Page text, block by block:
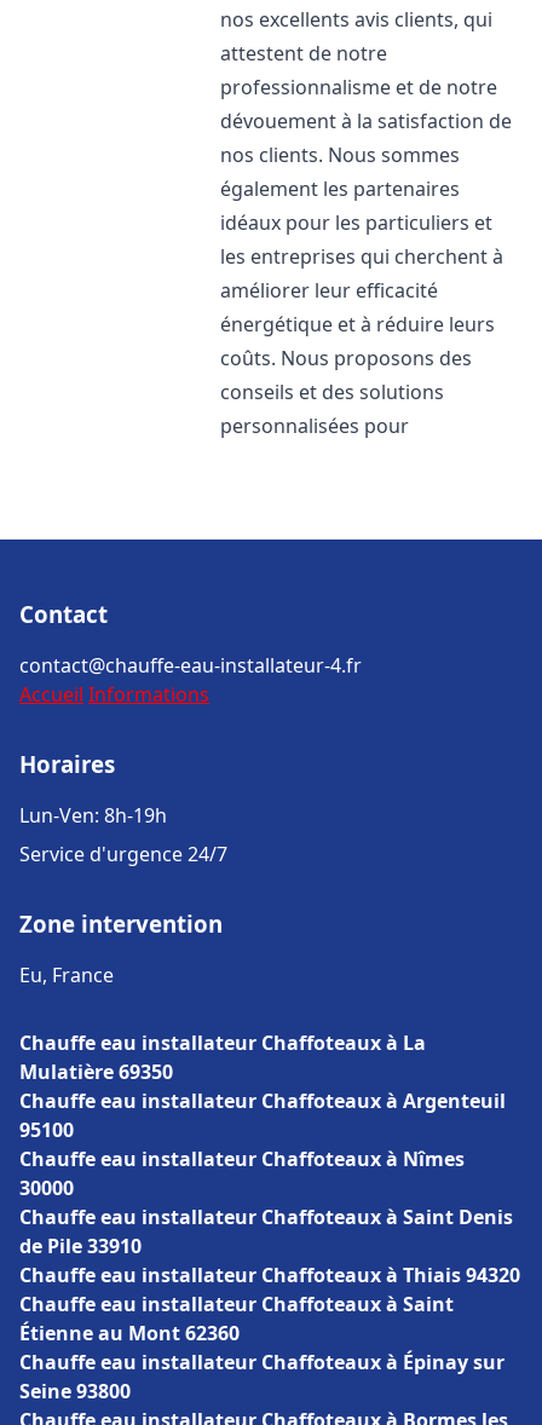
nos excellents avis clients, qui
attestent de notre
professionnalisme et de notre
dévouement à la satisfaction de
nos clients. Nous sommes
également les partenaires
idéaux pour les particuliers et
les entreprises qui cherchent à
améliorer leur efficacité
énergétique et à réduire leurs
coûts. Nous proposons des
conseils et des solutions
personnalisées pour
Contact
contact@chauffe-eau-installateur-4.fr
Accueil Informations
Horaires
Lun-Ven: 8h-19h
Service d'urgence 24/7
Zone intervention
Eu, France
Chauffe eau installateur Chaffoteaux à La
Mulatière 69350
Chauffe eau installateur Chaffoteaux à Argenteuil
95100
Chauffe eau installateur Chaffoteaux à Nîmes
30000
Chauffe eau installateur Chaffoteaux à Saint Denis
de Pile 33910
Chauffe eau installateur Chaffoteaux à Thiais 94320
Chauffe eau installateur Chaffoteaux à Saint
Étienne au Mont 62360
Chauffe eau installateur Chaffoteaux à Épinay sur
Seine 93800